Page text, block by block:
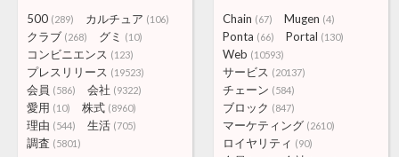
Chain (67) Mugen (4)
Ponta (66) Portal (130)
Web (10593)
サービス (20137)
チェーン (584)
ブロック (847)
マーケティング (2610)
ロイヤリティ (90)
500 (289) カルチュア (106)
クラブ (268) グミ (10)
コンビニエンス (123)
プレスリリース (19523)
会員 (586) 会社 (9322)
愛用 (10) 株式 (8960)
理由 (544) 生活 (705)
調査 (5801)